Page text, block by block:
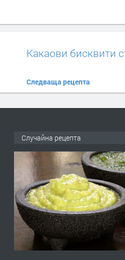
Какаови бисквити
Следваща рецепта
Случайна рецепта